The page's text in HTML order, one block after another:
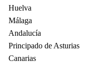
Huelva
Málaga
Andalucía
Principado de Asturias
Canarias